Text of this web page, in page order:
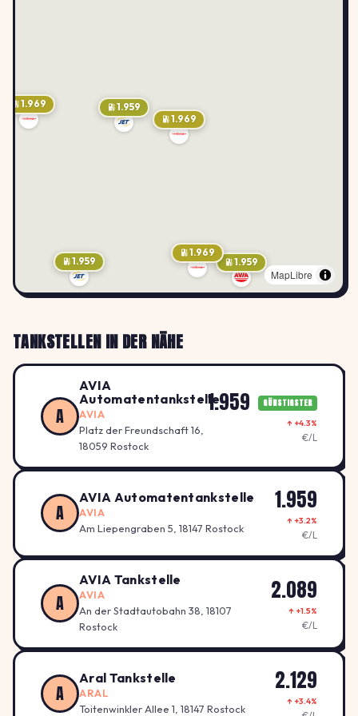
1.959
1.959
1.959
1.969
1.969
1.969
MapLibre
TANKSTELLEN IN DER NÄHE
A
AVIA
Automatentankstelle
AVIA
Platz der Freundschaft 16,
18059 Rostock
1.959 GÜNSTIGSTER
↑ +4.3%
€/L
A
AVIA Automatentankstelle
AVIA
Am Liepengraben 5, 18147 Rostock
1.959
↑ +3.2%
€/L
A
AVIA Tankstelle
AVIA
An der Stadtautobahn 38, 18107
Rostock
2.089
↑ +1.5%
€/L
A
Aral Tankstelle
ARAL
Toitenwinkler Allee 1, 18147 Rostock
2.129
↑ +3.4%